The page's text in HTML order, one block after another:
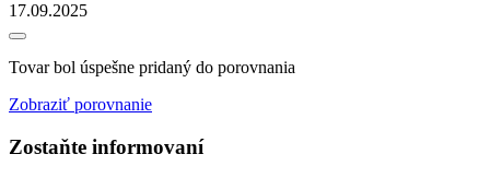
17.09.2025
Tovar bol úspešne pridaný do porovnania
Zobraziť porovnanie
Zostaňte informovaní